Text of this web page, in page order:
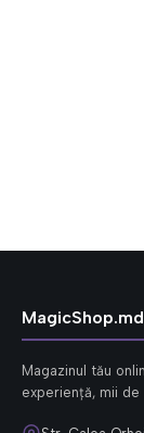
MagicShop.md
Magazinul tău
experiență, mii